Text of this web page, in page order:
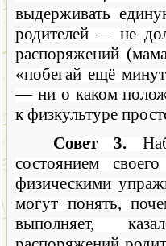
выдерживать
родителей — не
рас­поряжений
«побегай ещё
— ни о каком
к физкультуре
Совет 3.
состояни­ем
физическими
могут понять,
выполняет,